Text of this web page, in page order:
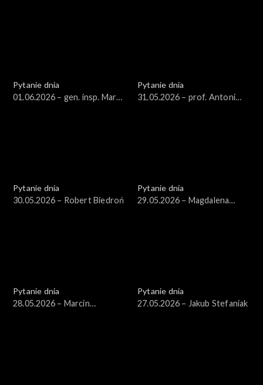
Pytanie dnia
01.06.2026 – gen. insp. Marek
Pytanie dnia
31.05.2026 – prof. Antoni
Pytanie dnia
30.05.2026 – Robert Biedroń
Pytanie dnia
29.05.2026 – Magdalena
Pytanie dnia
28.05.2026 – Marcin
Pytanie dnia
27.05.2026 – Jakub Stefaniak